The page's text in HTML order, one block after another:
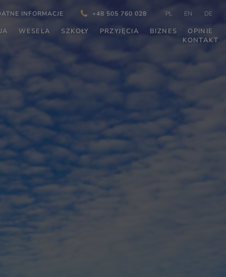
INFORMACJE +48 505 760 028 PL EN DE
WESELA SZKOŁY PRZYJĘCIA BIZNES
OPINIE
KONTAKT